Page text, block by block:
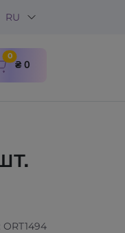
RU
0items in cart
₴ 0
ORT1494